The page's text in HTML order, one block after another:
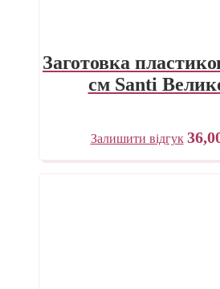
Заготовка
см Santi
Залишити відгук